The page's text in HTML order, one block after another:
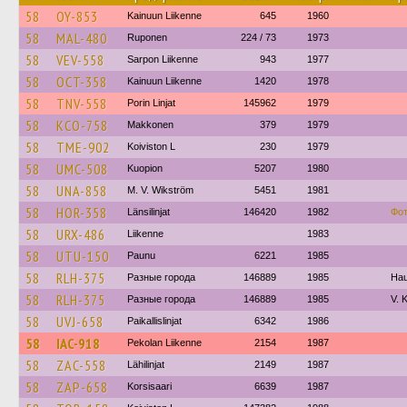
58 OY-853 Kainuun Liikenne 645 1960
58 MAL-480 Ruponen 224 / 73 1973
58 VEV-558 Sarpon Liikenne 943 1977
58 OCT-358 Kainuun Liikenne 1420 1978
58 TNV-558 Porin Linjat 145962 1979
58 KCO-758 Makkonen 379 1979
58 TME-902 Koiviston L 230 1979
58 UMC-508 Kuopion 5207 1980
58 UNA-858 M. V. Wikström 5451 1981
58 HOR-358 Länsilinjat 146420 1982
58 URX-486 Liikenne 1983
58 UTU-150 Paunu 6221 1985
58 RLH-375 Разные города 146889 1985
58 RLH-375 Разные города 146889 1985 V.
58 UVJ-658 Paikallislinjat 6342 1986
58 IAC-918 Pekolan Liikenne 2154 1987
58 ZAC-558 Lähilinjat 2149 1987
58 ZAP-658 Korsisaari 6639 1987